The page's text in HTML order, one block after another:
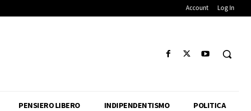
Account Log In
PENSIERO LIBERO INDIPENDENTISMO POLITICA